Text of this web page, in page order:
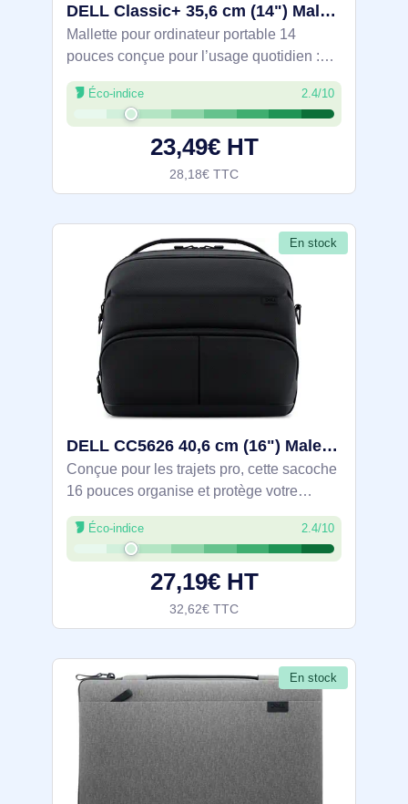
DELL Classic+ 35,6 cm (14") Malette Noir, Rouge - CN414EU
Mallette pour ordinateur portable 14
pouces conçue pour l’usage quotidien :
structure rigide renforcée en polyester
résistant, compartiment interne avec
pochette et sangle de sécurité, fermeture à
Éco-indice 2.4/10
23,49€ HT
28,18€ TTC
En stock
DELL CC5626 40,6 cm (16") Malette Noir - DELL-CC5626
Conçue pour les trajets pro, cette sacoche
16 pouces organise et protège votre
matériel: compartiment PC avec housse
tablette, volume 17 L et poches à accès
rapide. Protection 360° (mousse XPE,
Éco-indice 2.4/10
27,19€ HT
32,62€ TTC
En stock